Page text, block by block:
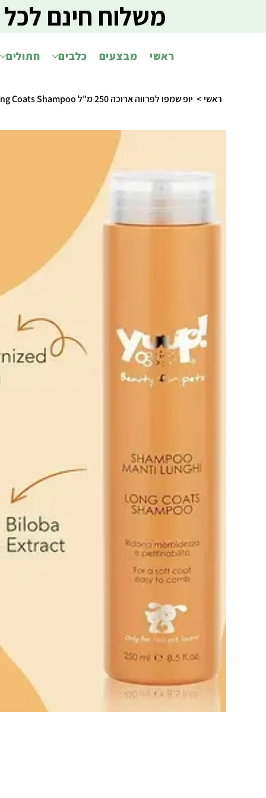
ראשי מבצעים כלבים חתולים
משלוח חינם
ראשי > יופ שמפו לפרווה ארוכה 250 מ"ל Yuup! Home Long Coats Shampoo